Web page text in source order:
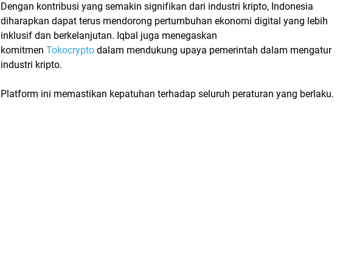
Dengan kontribusi yang semakin signifikan dari industri kripto, Indonesia
diharapkan dapat terus mendorong pertumbuhan ekonomi digital yang lebih
inklusif dan berkelanjutan. Iqbal juga menegaskan
komitmen Tokocrypto dalam mendukung upaya pemerintah dalam mengatur
industri kripto.
Platform ini memastikan kepatuhan terhadap seluruh peraturan yang berlaku.